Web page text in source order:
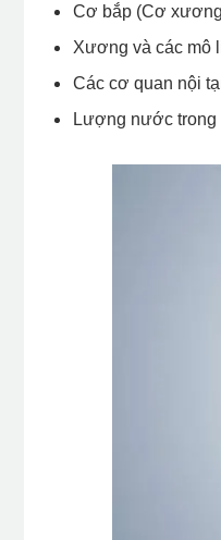
Cơ bắp (Cơ
Xương và các mô
Các cơ quan nội
Lượng nước trong